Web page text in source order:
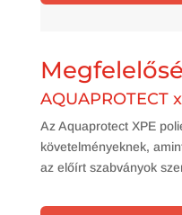
AQUAPROTECT
Az Aquaprotect XPE
követelményeknek,
az előírt szabványok